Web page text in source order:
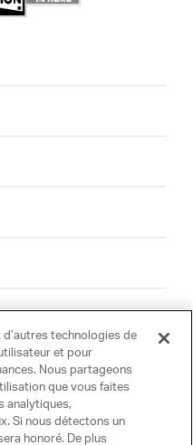
technologies de
et pour
Nous partageons
que vous faites
analytiques,
Si nous détectons un
honoré. De plus